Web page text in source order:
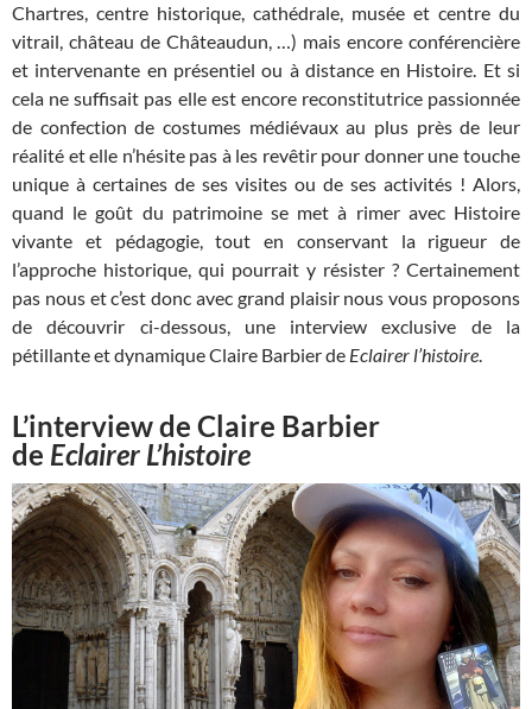
Chartres, centre historique, cathédrale, musée et centre du
vitrail, château de Châteaudun, …) mais encore conférencière
et intervenante en présentiel ou à distance en Histoire. Et si
cela ne suffisait pas elle est encore reconstitutrice passionnée
de confection de costumes médiévaux au plus près de leur
réalité et elle n’hésite pas à les revêtir pour donner une touche
unique à certaines de ses visites ou de ses activités ! Alors,
quand le goût du patrimoine se met à rimer avec Histoire
vivante et pédagogie, tout en conservant la rigueur de
l’approche historique, qui pourrait y résister ? Certainement
pas nous et c’est donc avec grand plaisir nous vous proposons
de découvrir ci-dessous, une interview exclusive de la
pétillante et dynamique Claire Barbier de Eclairer l’histoire.
L’interview de Claire Barbier
de Eclairer L’histoire